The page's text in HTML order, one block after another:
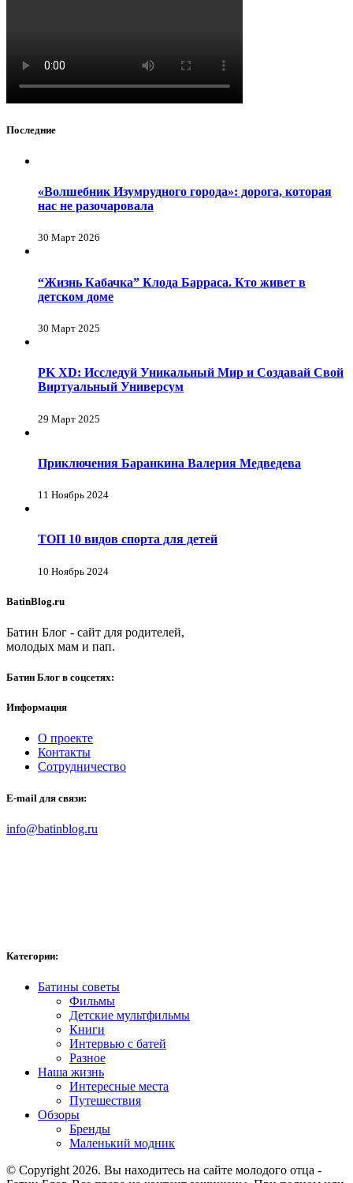
Последние
«Волшебник Изумрудного города»: дорога, которая
нас не разочаровала
30 Март 2026
“Жизнь Кабачка” Клода Барраса. Кто живет в
детском доме
30 Март 2025
PK XD: Исследуй Уникальный Мир и Создавай Свой
Виртуальный Универсум
29 Март 2025
Приключения Баранкина Валерия Медведева
11 Ноябрь 2024
ТОП 10 видов спорта для детей
10 Ноябрь 2024
BatinBlog.ru
Батин Блог - сайт для родителей,
молодых мам и пап.
Батин Блог в соцсетях:
Информация
О проекте
Контакты
Сотрудничество
E-mail для связи:
info@batinblog.ru
Категории:
Батины советы
Фильмы
Детские мультфильмы
Книги
Интервью с батей
Разное
Наша жизнь
Интересные места
Путешествия
Обзоры
Бренды
Маленький модник
© Copyright 2026. Вы находитесь на сайте молодого отца -